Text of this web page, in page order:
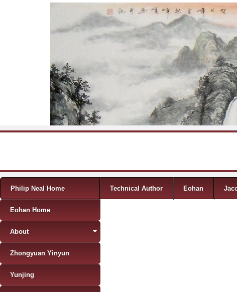
Menu
Skip to content
Philip Neal Home Technical Author Eohan
Eohan Home
About
Zhongyuan Yinyun
Yunjing